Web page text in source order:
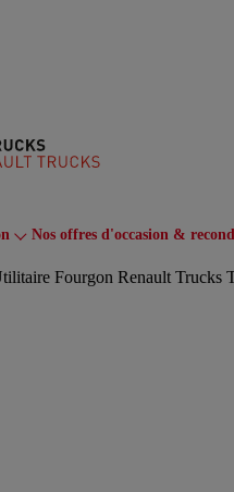
Toggle submenu
Nos offres d'occasion &
Fourgon Renault Trucks